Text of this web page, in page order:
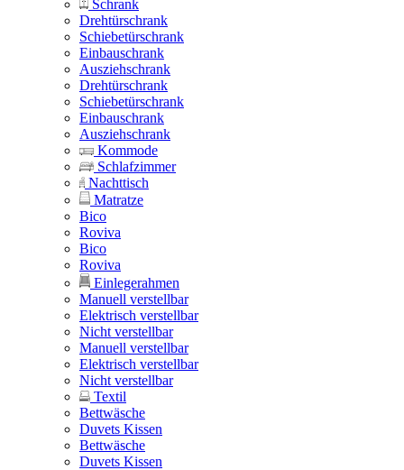
Schrank
Drehtürschrank
Schiebetürschrank
Einbauschrank
Ausziehschrank
Drehtürschrank
Schiebetürschrank
Einbauschrank
Ausziehschrank
Kommode
Schlafzimmer
Nachttisch
Matratze
Bico
Roviva
Bico
Roviva
Einlegerahmen
Manuell verstellbar
Elektrisch verstellbar
Nicht verstellbar
Manuell verstellbar
Elektrisch verstellbar
Nicht verstellbar
Textil
Bettwäsche
Duvets Kissen
Bettwäsche
Duvets Kissen